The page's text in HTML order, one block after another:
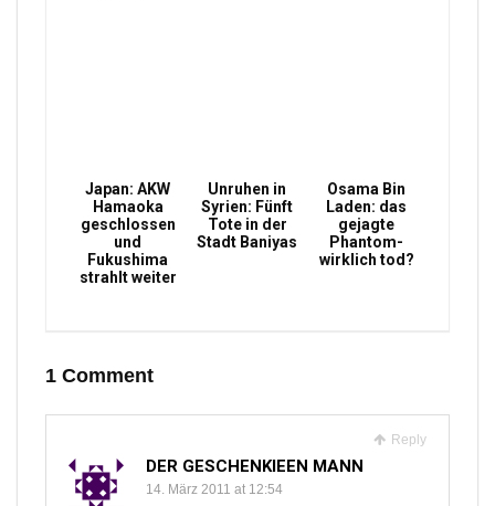
Japan: AKW
Hamaoka
geschlossen
und
Fukushima
strahlt weiter
Unruhen in
Syrien: Fünft
Tote in der
Stadt Baniyas
Osama Bin
Laden: das
gejagte
Phantom-
wirklich tod?
1 Comment
Reply
DER GESCHENKIEEN MANN
14. März 2011 at 12:54